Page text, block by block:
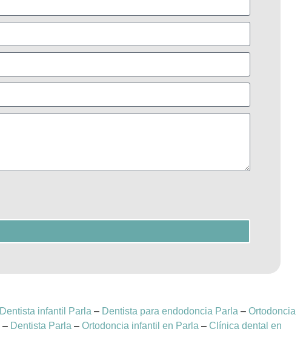
Dentista infantil Parla – Dentista para endodoncia Parla – Ortodoncia
– Dentista Parla – Ortodoncia infantil en Parla – Clínica dental en